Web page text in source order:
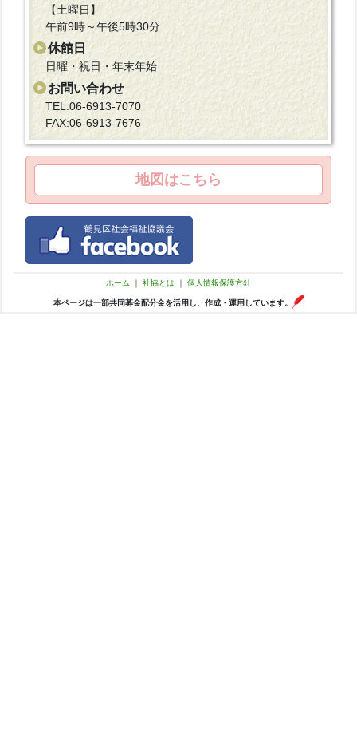
【土曜日】
午前9時～午後5時30分
休館日
日曜・祝日・年末年始
お問い合わせ
TEL:06-6913-7070
FAX:06-6913-7676
地図はこちら
ホーム ｜ 社協とは ｜ 個人情報保護方針
本ページは一部共同募金配分金を活用し、作成・運用しています。